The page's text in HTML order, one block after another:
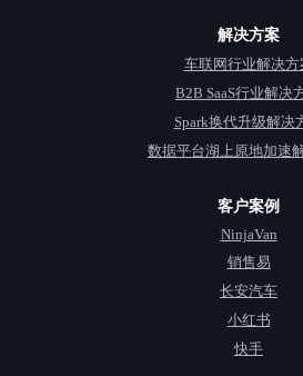
解决方案
车联网行业解决方
B2B SaaS行业解决
Spark换代升级解决
数据平台湖上原地加速
客户案例
NinjaVan
销售易
长安汽车
小红书
快手